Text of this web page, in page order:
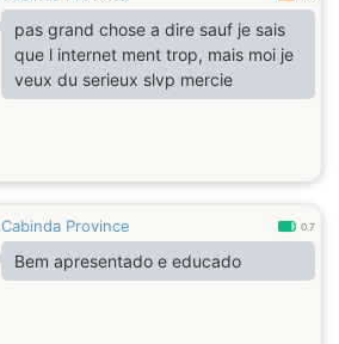
pas grand chose a dire sauf je sais
que l internet ment trop, mais moi je
veux du serieux slvp mercie
Cabinda Province 0.7
Bem apresentado e educado